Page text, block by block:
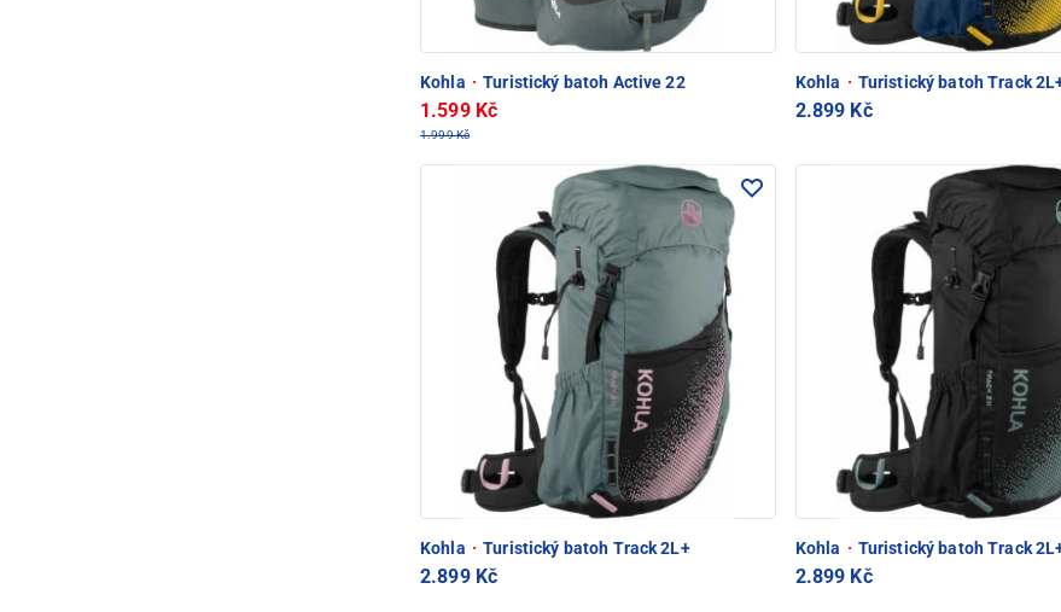
Kohla · Turistický batoh Active 22
1.599 Kč
1.999 Kč
Kohla · Turistický batoh Track
2.899 Kč
Kohla · Turistický batoh Track 2L+
2.899 Kč
Kohla · Turistický batoh Track
2.899 Kč